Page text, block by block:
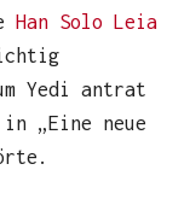
Han Solo Leia
Yedi antrat
„Eine neue